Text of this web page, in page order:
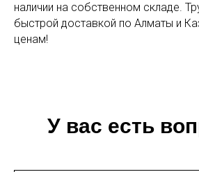
наличии на собственном складе.
быстрой доставкой по Алматы и
ценам!
У вас есть